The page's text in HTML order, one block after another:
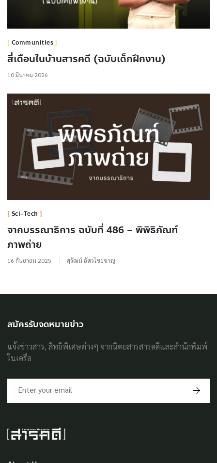
Communities
สี่เดือนในบ้านสารคดี (ฉบับเด็กฝึกงาน)
10 มีนาคม 2026
Sci-Tech
จากบรรณาธิการ ฉบับที่ 486 – พิพิธิภัณฑ์
ภาพถ่าย
16 กันยายน 2025 สุวัฒน์ อัศวไชยชาญ
สมัครรับจดหมายข่าว
แจ้งข่าวสาร, สิทธิพิเศษต่างๆ จากนิตยสารสารคดีและสำนักพิมพ์
ในเครือ